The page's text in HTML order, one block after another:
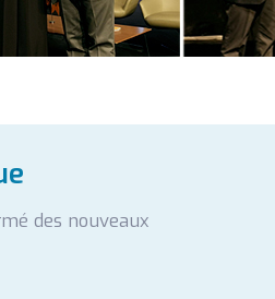
des nouveaux